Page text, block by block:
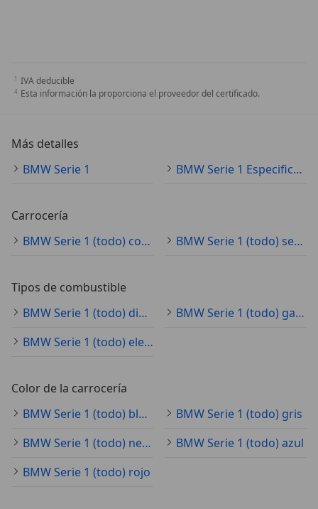
IVA deducible
Esta información la proporciona el proveedor del certificado.
Más detalles
BMW Serie 1
BMW Serie 1 Especificaciones técnicas
Carrocería
BMW Serie 1 (todo) coche pequeño
BMW Serie 1 (todo) sedán
Tipos de combustible
BMW Serie 1 (todo) diésel
BMW Serie 1 (todo) gasolina
BMW Serie 1 (todo) electro/gasolina
Color de la carrocería
BMW Serie 1 (todo) blanco
BMW Serie 1 (todo) gris
BMW Serie 1 (todo) negro
BMW Serie 1 (todo) azul
BMW Serie 1 (todo) rojo